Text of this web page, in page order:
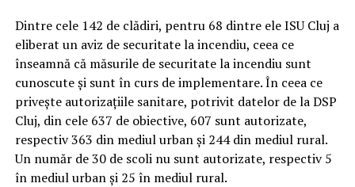
Dintre cele 142 de clădiri, pentru 68 dintre ele ISU Cluj a
eliberat un aviz de securitate la incendiu, ceea ce
înseamnă că măsurile de securitate la incendiu sunt
cunoscute și sunt în curs de implementare. În ceea ce
privește autorizațiile sanitare, potrivit datelor de la DSP
Cluj, din cele 637 de obiective, 607 sunt autorizate,
respectiv 363 din mediul urban și 244 din mediul rural.
Un număr de 30 de scoli nu sunt autorizate, respectiv 5
în mediul urban și 25 în mediul rural.